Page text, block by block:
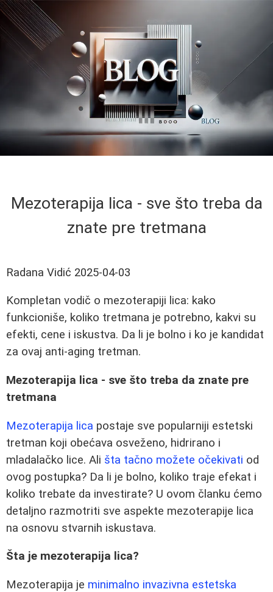
Mezoterapija lica - sve što treba da
znate pre tretmana
Radana Vidić 2025-04-03
Kompletan vodič o mezoterapiji lica: kako
funkcioniše, koliko tretmana je potrebno, kakvi su
efekti, cene i iskustva. Da li je bolno i ko je kandidat
za ovaj anti-aging tretman.
Mezoterapija lica - sve što treba da znate pre
tretmana
Mezoterapija lica postaje sve popularniji estetski
tretman koji obećava osveženo, hidrirano i
mladalačko lice. Ali šta tačno možete očekivati od
ovog postupka? Da li je bolno, koliko traje efekat i
koliko trebate da investirate? U ovom članku ćemo
detaljno razmotriti sve aspekte mezoterapije lica
na osnovu stvarnih iskustava.
Šta je mezoterapija lica?
Mezoterapija je minimalno invazivna estetska